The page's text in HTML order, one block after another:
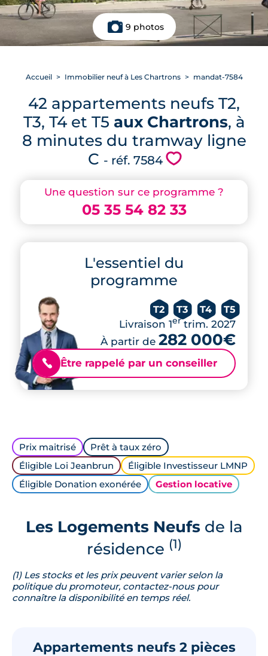
9 photos
Une question sur ce programme ?
05 35 54 82 33
L'essentiel du
programme
T2 T3 T4 T5
Livraison 1ertrim. 2027
À partir de 282 000€
📞 Être rappelé par un conseiller
Accueil Immobilier neuf à Les Chartrons mandat-7584
42 appartements neufs T2,
T3, T4 et T5 aux Chartrons, à
8 minutes du tramway ligne
C - réf. 7584 💗
Prix maitrisé
Prêt à taux zéro
Éligible Loi Jeanbrun
Éligible Investisseur LMNP
Éligible Donation exonérée
Gestion locative
Les Logements Neufsde la
résidence (1)
(1) Les stocks et les prix peuvent varier selon la
politique du promoteur, contactez-nous pour
connaître la disponibilité en temps réel.
Appartements neufs 2 pièces